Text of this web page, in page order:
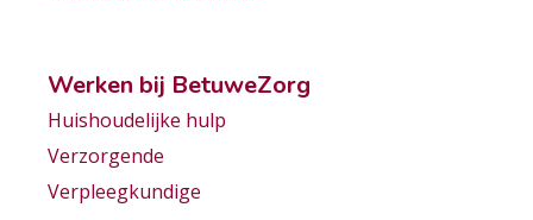
Werken bij BetuweZorg
Huishoudelijke hulp
Verzorgende
Verpleegkundige